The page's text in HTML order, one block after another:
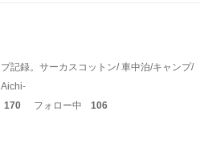
記録。サーカスコットン/ 車中泊/キャンプ/
170 フォロー中 106